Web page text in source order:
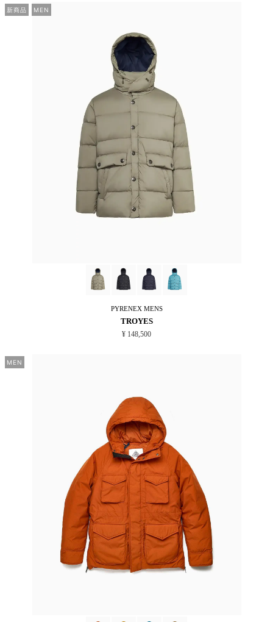
新商品 MEN
PYRENEXMENS
TROYES
¥ 148,500
MEN